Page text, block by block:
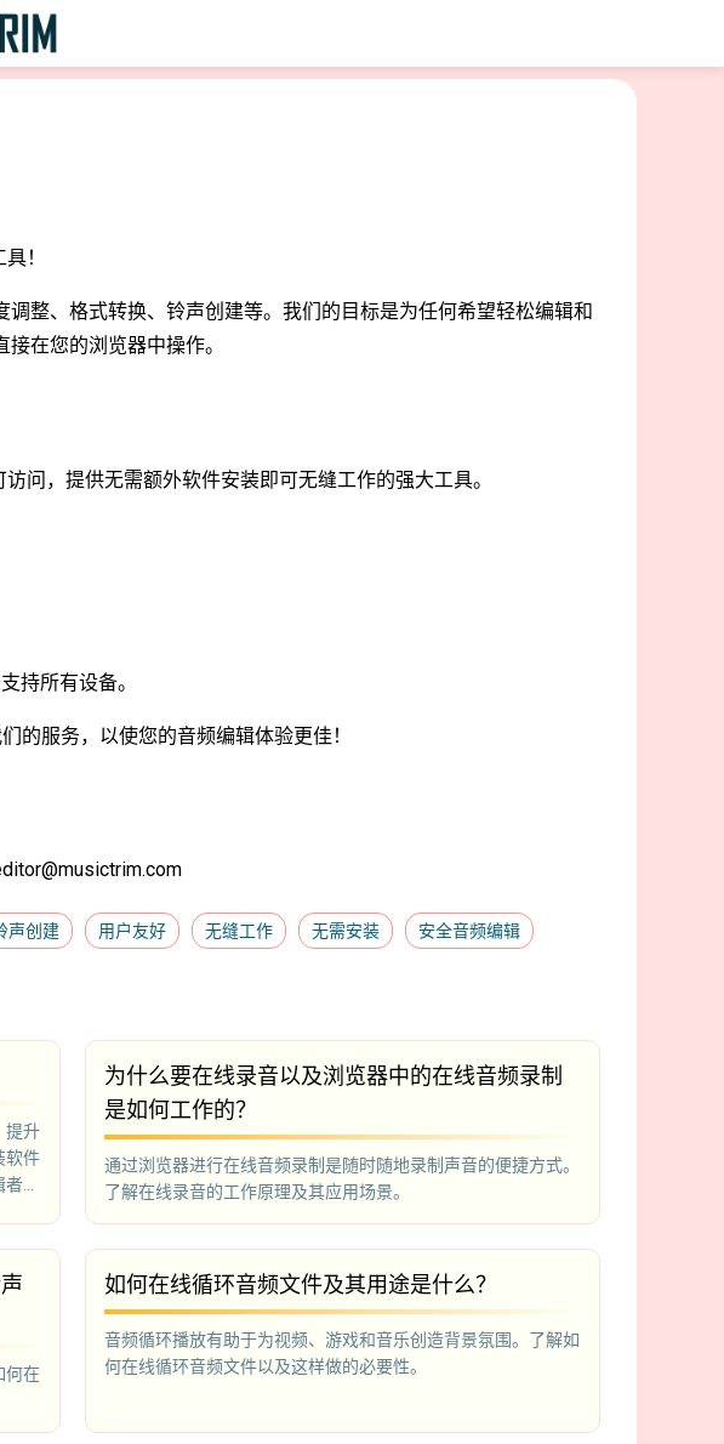
！
整、格式转换、铃声创建等。我们的目标是为任何希望轻松编辑和
在您的浏览器中操作。
问，提供无需额外软件安装即可无缝工作的强大工具。
持所有设备。
的服务，以使您的音频编辑体验更佳！
声创建 用户友好 无缝工作 无需安装 安全音频编辑
提升
软件
、
为什么要在线录音以及浏览器中的在线音频录制
是如何工作的？
通过浏览器进行在线音频录制是随时随地录制声音的便捷方式。
了解在线录音的工作原理及其应用场景。
何在
如何在线循环音频文件及其用途是什么？
音频循环播放有助于为视频、游戏和音乐创造背景氛围。了解如
何在线循环音频文件以及这样做的必要性。